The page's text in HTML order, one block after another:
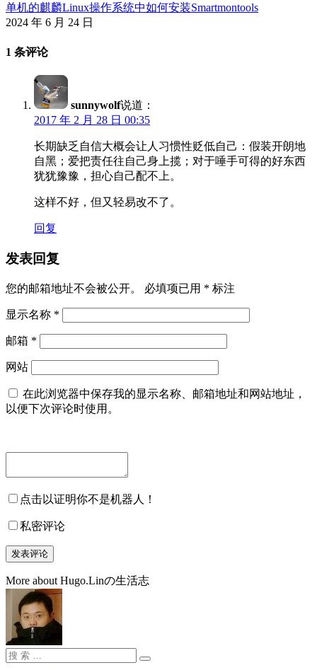
单机的麒麟Linux操作系统中如何安装Smartmontools
2024 年 6 月 24 日
1 条评论
sunnywolf说道：
2017 年 2 月 28 日 00:35
长期缺乏自信大概会让人习惯性贬低自己：假装开朗地
自黑；爱把责任往自己身上揽；对于唾手可得的好东西
犹犹豫豫，担心自己配不上。
这样不好，但又轻易改不了。 ​​​​
回复
发表回复
您的邮箱地址不会被公开。 必填项已用 * 标注
显示名称 *
邮箱 *
网站
在此浏览器中保存我的显示名称、邮箱地址和网站地址，
以便下次评论时使用。
点击以证明你不是机器人！
私密评论
More about Hugo.Linの生活志
搜
搜